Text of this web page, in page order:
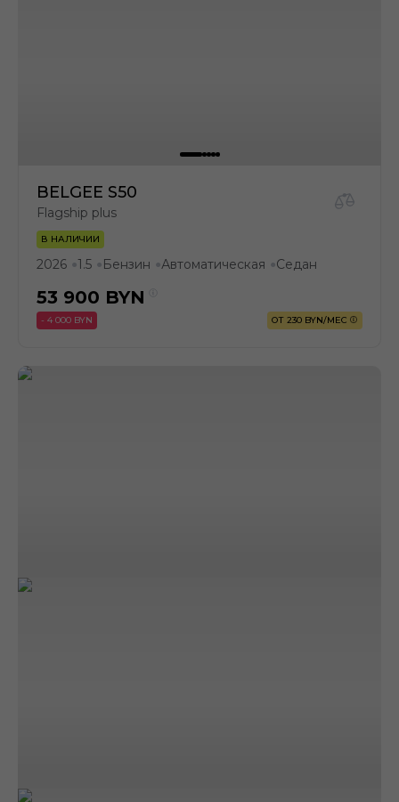
BELGEE S50
Flagship plus
В НАЛИЧИИ
2026 ●1.5 ● Бензин ●Автоматическая ●Седан
53 900 BYN
- 4 000 BYN ОТ 230 BYN/МЕС